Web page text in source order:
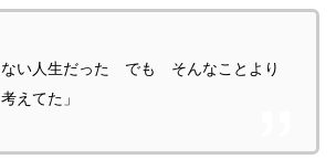
ない人生だった でも そんなことより
えてた」